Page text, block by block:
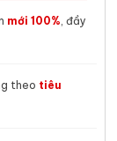
mới 100% , đầy
theo tiêu